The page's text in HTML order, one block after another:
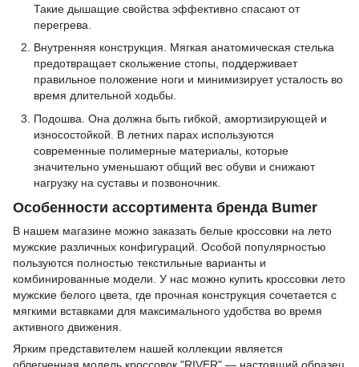
Такие дышащие свойства эффективно спасают от
перегрева.
Внутренняя конструкция. Мягкая анатомическая стелька
предотвращает скольжение стопы, поддерживает
правильное положение ноги и минимизирует усталость во
время длительной ходьбы.
Подошва. Она должна быть гибкой, амортизирующей и
износостойкой. В летних парах используются
современные полимерные материалы, которые
значительно уменьшают общий вес обуви и снижают
нагрузку на суставы и позвоночник.
Особенности ассортимента бренда Bumer
В нашем магазине можно заказать белые кроссовки на лето
мужские различных конфигураций. Особой популярностью
пользуются полностью текстильные варианты и
комбинированные модели. У нас можно купить кроссовки лето
мужские белого цвета, где прочная конструкция сочетается с
мягкими вставками для максимального удобства во время
активного движения.
Ярким представителем нашей коллекции является